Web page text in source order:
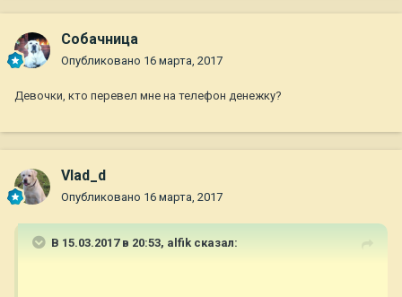
Собачница
Опубликовано 16 марта, 2017
Девочки, кто перевел мне на телефон денежку?
Vlad_d
Опубликовано 16 марта, 2017
В 15.03.2017 в 20:53, alfik сказал: